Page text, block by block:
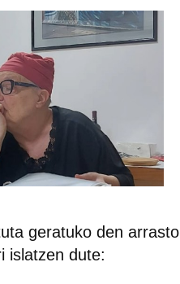
geratuko den arrasto
islatzen dute: